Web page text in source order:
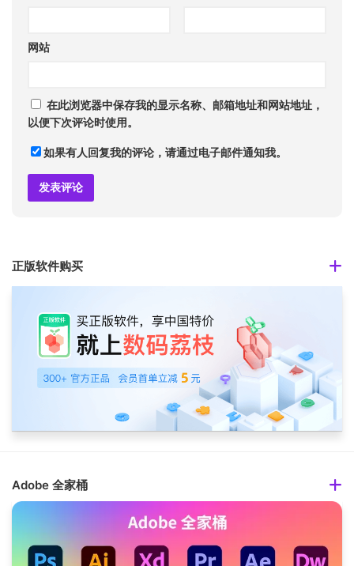
网站
在此浏览器中保存我的显示名称、邮箱地址和网站地址，
以便下次评论时使用。
如果有人回复我的评论，请通过电子邮件通知我。
正版软件购买
Adobe 全家桶